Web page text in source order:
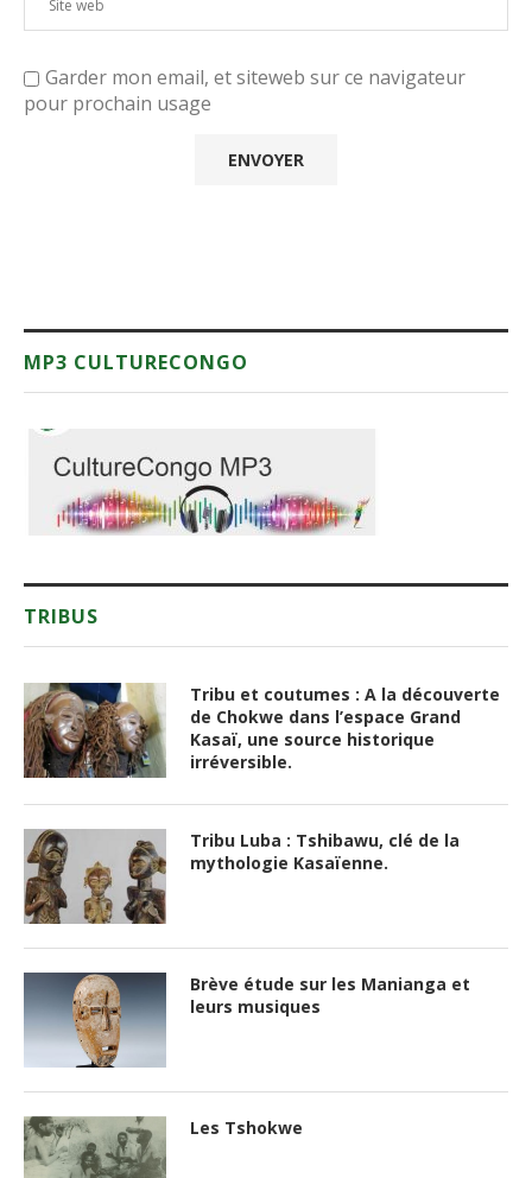
Garder mon email, et siteweb sur ce navigateur
pour prochain usage
MP3 CULTURECONGO
TRIBUS
Tribu et coutumes : A la découverte
de Chokwe dans l’espace Grand
Kasaï, une source historique
irréversible.
Tribu Luba : Tshibawu, clé de la
mythologie Kasaïenne.
Brève étude sur les Manianga et
leurs musiques
Les Tshokwe